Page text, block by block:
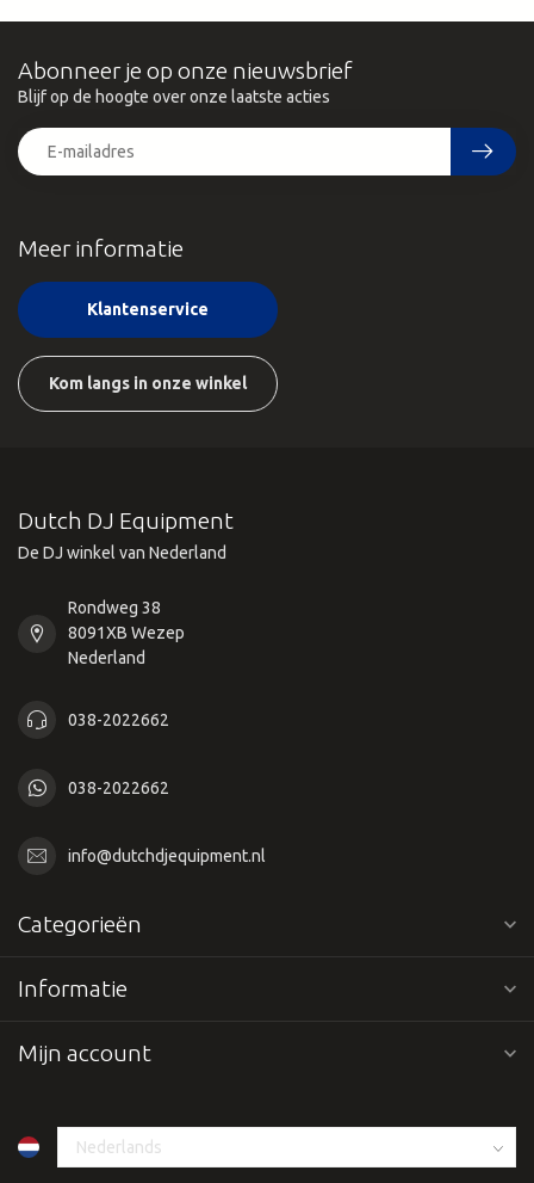
Meer informatie
Klantenservice
Kom langs in onze winkel
Abonneer je op onze nieuwsbrief
Blijf op de hoogte over onze laatste acties
Dutch DJ Equipment
De DJ winkel van Nederland
Rondweg 38
8091XB Wezep
Nederland
038-2022662
038-2022662
info@dutchdjequipment.nl
Categorieën
Informatie
Mijn account